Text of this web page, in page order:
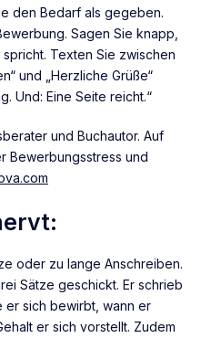
den Bedarf als gegeben.
Sagen Sie knapp,
Texten Sie zwischen
und „Herzliche Grüße“
Und: Eine Seite reicht.“
und Buchautor. Auf
Bewerbungsstress und
oder zu lange Anschreiben.
Sätze geschickt. Er schrieb
er sich bewirbt, wann er
er sich vorstellt. Zudem